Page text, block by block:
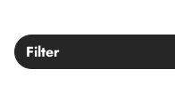
Filter